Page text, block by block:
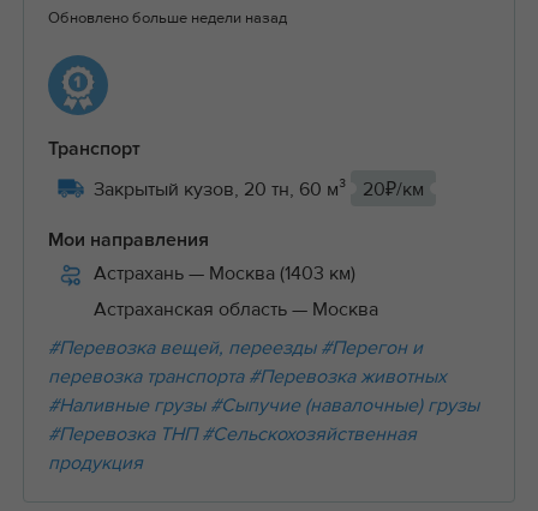
Обновлено больше недели назад
Транспорт
Закрытый кузов, 20 тн, 60 м³ 20₽/км
Мои направления
Астрахань — Москва (1403 км)
Астраханская область — Москва
#Перевозка вещей, переезды #Перегон и
перевозка транспорта #Перевозка животных
#Наливные грузы #Сыпучие (навалочные) грузы
#Перевозка ТНП #Сельскохозяйственная
продукция